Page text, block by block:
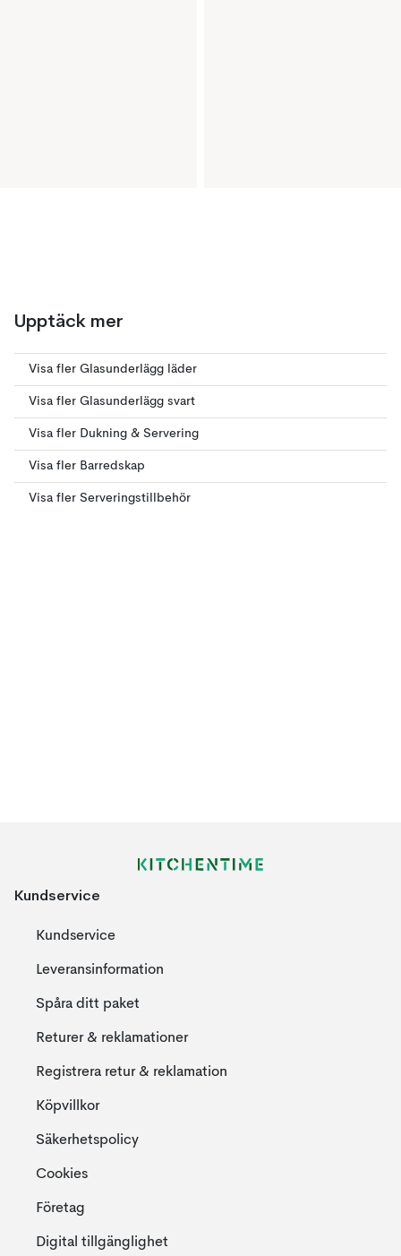
Upptäck mer
Visa fler Glasunderlägg läder
Visa fler Glasunderlägg svart
Visa fler Dukning & Servering
Visa fler Barredskap
Visa fler Serveringstillbehör
Kundservice
Kundservice
Leveransinformation
Spåra ditt paket
Returer & reklamationer
Registrera retur & reklamation
Köpvillkor
Säkerhetspolicy
Cookies
Företag
Digital tillgänglighet